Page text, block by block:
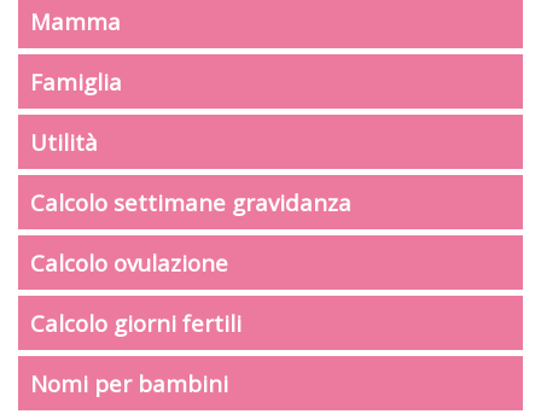
Mamma
Famiglia
Utilità
Calcolo settimane gravidanza
Calcolo ovulazione
Calcolo giorni fertili
Nomi per bambini